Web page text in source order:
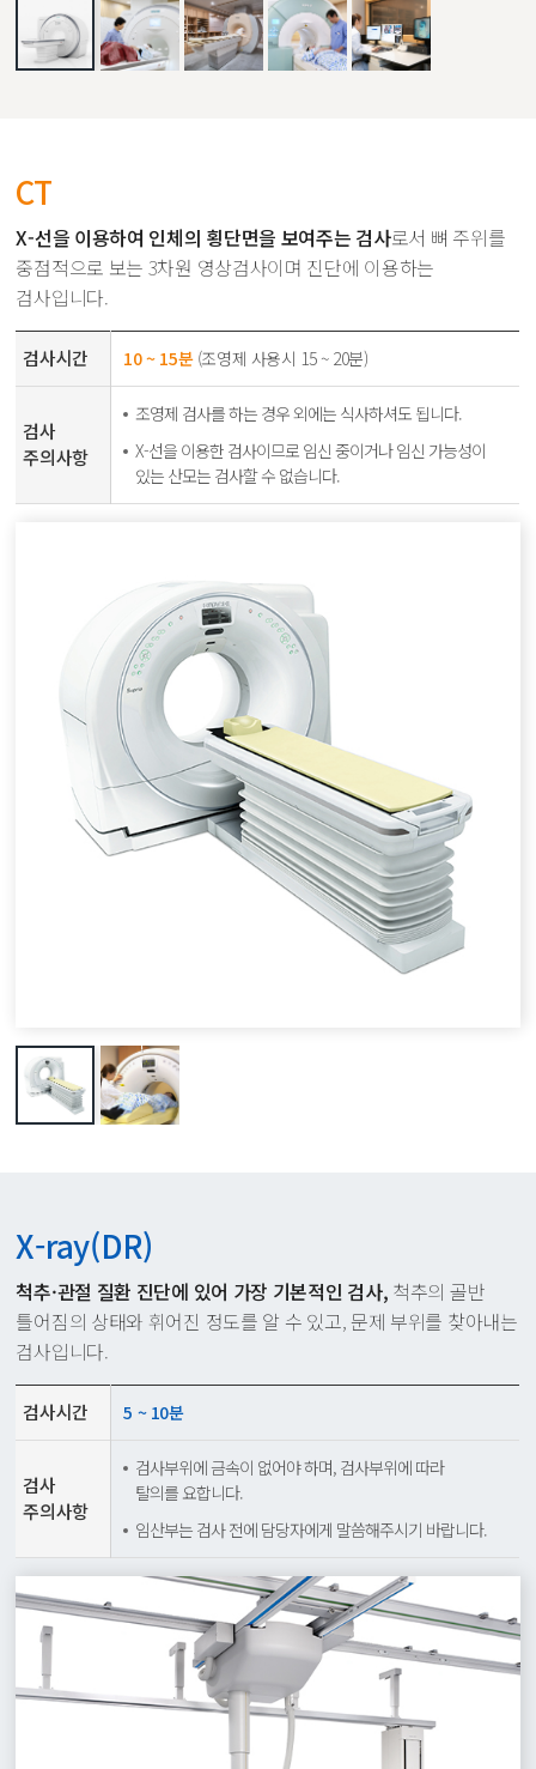
CT
X-선을 이용하여 인체의 횡단면을 보여주는 검사로서 뼈 주위를
중점적으로 보는 3차원 영상검사이며 진단에 이용하는
검사입니다.
검사시간 10 ~ 15분(조영제 사용시 15 ~ 20분)
검사
주의사항
조영제 검사를 하는 경우 외에는 식사하셔도 됩니다.
X-선을 이용한 검사이므로 임신 중이거나 임신 가능성이
있는 산모는 검사할 수 없습니다.
X-ray(DR)
척추·관절 질환 진단에 있어 가장 기본적인 검사, 척추의 골반
틀어짐의 상태와 휘어진 정도를 알 수 있고,문제 부위를 찾아내는
검사입니다.
검사시간 5 ~ 10분
검사
주의사항
검사부위에 금속이 없어야 하며, 검사부위에 따라
탈의를 요합니다.
임산부는 검사 전에 담당자에게 말씀해주시기 바랍니다.